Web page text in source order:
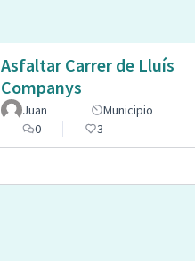
Asfaltar Carrer de Lluís
Companys
Juan Municipio
0
3